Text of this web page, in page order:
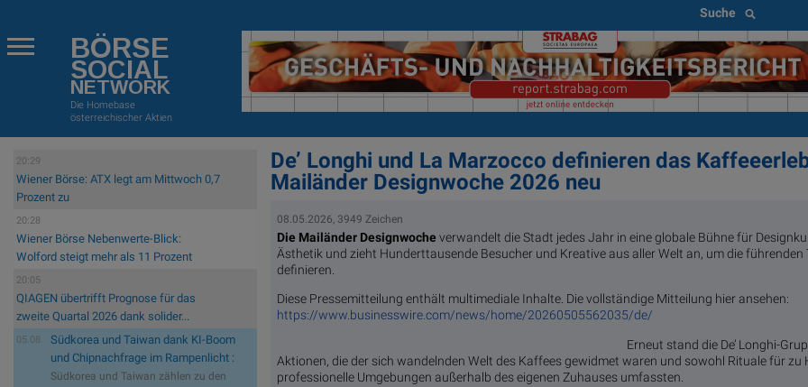
Suche
BÖRSE
SOCIAL
NETWORK
Die Homebase
österreichischer Aktien
20:29
Wiener Börse: ATX legt am Mittwoch 0,7
Prozent zu
20:28
Wiener Börse Nebenwerte-Blick:
Wolford steigt mehr als 11 Prozent
20:05
QIAGEN übertrifft Prognose für das
zweite Quartal 2026 dank solider...
05.08.
Südkorea und Taiwan dank KI-Boom
und Chipnachfrage im Rampenlicht :
Südkorea und Taiwan zählen zu den
De’ Longhi und La Marzocco definieren das
Mailänder Designwoche 2026 neu
08.05.2026, 3949 Zeichen
Die Mailänder Designwoche verwandelt die Stadt jedes Jahr in eine globale Bühne für
Ästhetik und zieht Hunderttausende Besucher und Kreative aus aller Welt an, um die führenden
definieren.
Diese Pressemitteilung enthält multimediale Inhalte. Die vollständige Mitteilung hier ansehen:
https://www.businesswire.com/news/home/20260505562035/de/
Erneut stand die De’ Longhi-
Aktionen, die der sich wandelnden Welt des Kaffees gewidmet waren und sowohl Rituale für zu
professionelle Umgebungen außerhalb des eigenen Zuhauses umfassten.